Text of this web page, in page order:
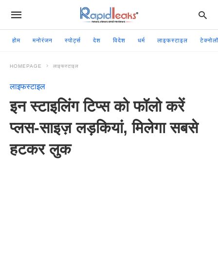
होम मनोरंजन स्पोर्ट्स देश विदेश धर्म लाइफस्टाइल
HOMEPAGE लाइफस्टाइल
लाइफस्टाइल
इन स्टाइलिंग टिप्स को फॉलो करें
प्लस-साइज़ लड़कियां, मिलेगा सबसे
हटकर लुक